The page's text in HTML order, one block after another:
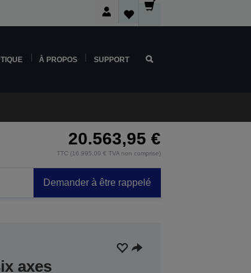
À PROPOS SUPPORT
20.563,95 €
TTC (16.995,00 € TVA non comprise)
Demander à être rappelé
axes